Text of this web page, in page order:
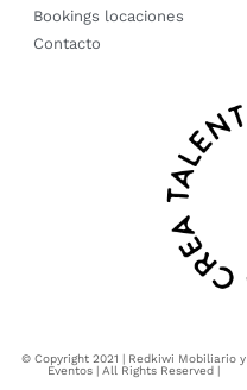
Bookings locaciones
Contacto
© Copyright 2021 | Redkiwi Mobiliario y
Eventos | All Rights Reserved |